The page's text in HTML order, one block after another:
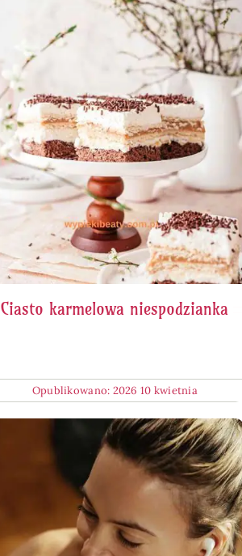
Ciasto karmelowa niespodzianka
Opublikowano: 2026 10 kwietnia